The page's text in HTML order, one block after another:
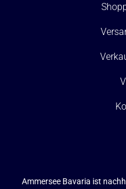
Ammersee Bavaria ist